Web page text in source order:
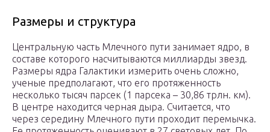
Размеры и структура
Центральную часть Млечного пути занимает ядро, в
составе которого насчитываются миллиарды звезд.
Размеры ядра Галактики измерить очень сложно,
ученые предполагают, что его протяженность
несколько тысяч парсек (1 парсека – 30,86 трлн. км).
В центре находится черная дыра. Считается, что
через середину Млечного пути проходит перемычка.